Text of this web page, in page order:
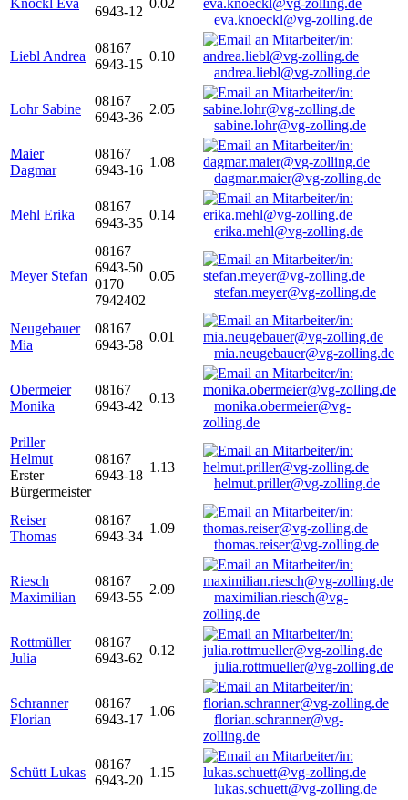
Knöckl Eva
6943-12
0.02
eva.knoeckl@vg-zolling.de
Liebl Andrea
08167
6943-15
0.10
andrea.liebl@vg-zolling.de
Lohr Sabine
08167
6943-36
2.05
sabine.lohr@vg-zolling.de
Maier
Dagmar
08167
6943-16
1.08
dagmar.maier@vg-zolling.de
Mehl Erika
08167
6943-35
0.14
erika.mehl@vg-zolling.de
Meyer Stefan
08167
6943-50
0170
7942402
0.05
stefan.meyer@vg-zolling.de
Neugebauer
Mia
08167
6943-58
0.01
mia.neugebauer@vg-zolling.de
Obermeier
Monika
08167
6943-42
0.13
monika.obermeier@vg-
zolling.de
Priller
Helmut
Erster
Bürgermeister
08167
6943-18
1.13
helmut.priller@vg-zolling.de
Reiser
Thomas
08167
6943-34
1.09
thomas.reiser@vg-zolling.de
Riesch
Maximilian
08167
6943-55
2.09
maximilian.riesch@vg-
zolling.de
Rottmüller
Julia
08167
6943-62
0.12
julia.rottmueller@vg-zolling.de
Schranner
Florian
08167
6943-17
1.06
florian.schranner@vg-
zolling.de
Schütt Lukas
08167
6943-20
1.15
lukas.schuett@vg-zolling.de